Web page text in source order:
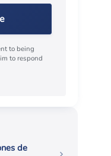
to being
to respond
de